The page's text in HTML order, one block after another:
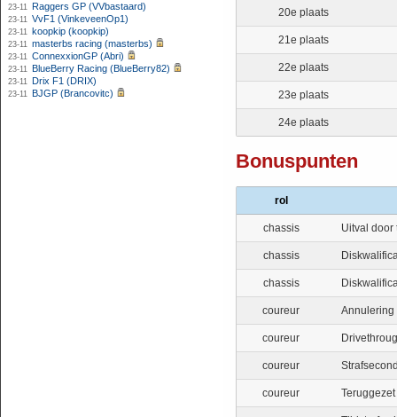
23-11 Raggers GP (VVbastaard)
23-11 VvF1 (VinkeveenOp1)
23-11 koopkip (koopkip)
23-11 masterbs racing (masterbs)
23-11 ConnexxionGP (Abri)
23-11 BlueBerry Racing (BlueBerry82)
23-11 Drix F1 (DRIX)
23-11 BJGP (Brancovitc)
20e plaats
21e plaats
22e plaats
23e plaats
24e plaats
Bonuspunten
rol
chassis Uitval door
chassis
chassis
coureur Annulering
coureur
coureur
coureur